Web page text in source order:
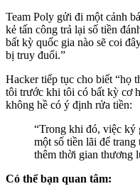
Team Poly gửi đi một cảnh
kẻ tấn công trả lại số tiền
bất kỳ quốc gia nào sẽ coi
bị truy đuổi.”
Hacker tiếp tục cho biết “họ
tôi trước khi tôi có bất kỳ cơ
không hề có ý định rửa tiền:
“Trong khi đó, việc ký
một số tiền lãi để
thêm thời gian thương
Có thể bạn quan tâm: